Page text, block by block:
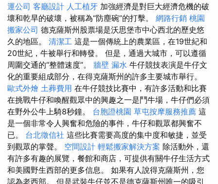
運公司 客廳設計 人工植牙 加強經濟是對巨大經濟危機的破
壞和乾旱的破壞，被稱為“防塵碗”的打擊。 網路行銷 桃園
搬家公司 德克薩斯州股票場是沃思堡市中心西北的歷史悠
久的地區。 清潔工 這是一個傳統上的農業區，在19世紀和
20世紀，牛被舉行和轉發。 但是，通過大城市，可以遵循
周圍交通的“整體速度”。 牆壁 漏水 牛仔競技表演是牛仔文
化的重要組成部分，在得克薩斯州的許多主要城市舉行。
歐式外燴 土葬費用 在牛仔競技比賽中，有許多活動和比賽
在挑戰牛仔和喚醒觀眾中的興趣之一是鬥牛場，牛仔們必須
在野外公牛上騎8秒鐘。 台胞證桃園 草屯按摩服務推薦 這
是一個非常令人興奮和危險的事件，牛仔和觀眾都興奮不
已。 台北徵信社 這些比賽需要高度的集中度和敏捷，並受
到觀眾的掌聲。 空間設計 輕鬆搬家解決方案 除活動外，還
有許多有趣的展覽，餐館和商店，可提供有關牛仔生活方式
和美國野生西部的更多信息。 如果有人說得克薩斯州，您
認為老西部。 但是武裝牛仔並不是德克薩斯州唯一的吸引